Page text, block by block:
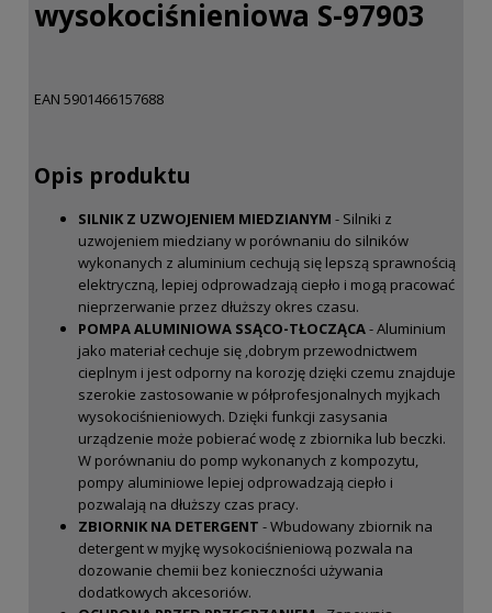
wysokociśnieniowa S-97903
EAN 5901466157688
Opis produktu
SILNIK Z UZWOJENIEM MIEDZIANYM - Silniki z
uzwojeniem miedziany w porównaniu do silników
wykonanych z aluminium cechują się lepszą sprawnością
elektryczną, lepiej odprowadzają ciepło i mogą pracować
nieprzerwanie przez dłuższy okres czasu.
POMPA ALUMINIOWA SSĄCO-TŁOCZĄCA- Aluminium
jako materiał cechuje się ,dobrym przewodnictwem
cieplnym i jest odporny na korozję dzięki czemu znajduje
szerokie zastosowanie w półprofesjonalnych myjkach
wysokociśnieniowych. Dzięki funkcji zasysania
urządzenie może pobierać wodę z zbiornika lub beczki.
W porównaniu do pomp wykonanych z kompozytu,
pompy aluminiowe lepiej odprowadzają ciepło i
pozwalają na dłuższy czas pracy.
ZBIORNIK NA DETERGENT - Wbudowany zbiornik na
detergent w myjkę wysokociśnieniową pozwala na
dozowanie chemii bez konieczności używania
dodatkowych akcesoriów.